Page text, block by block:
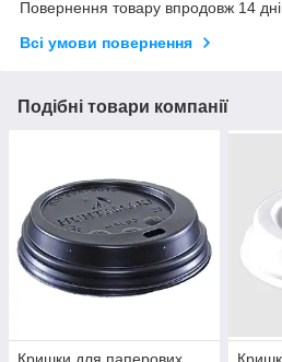
Повернення товару впродовж 14
Всі умови повернення
Подібні товари компанії